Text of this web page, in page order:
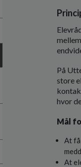
På
store
hvor
Mål
At
At